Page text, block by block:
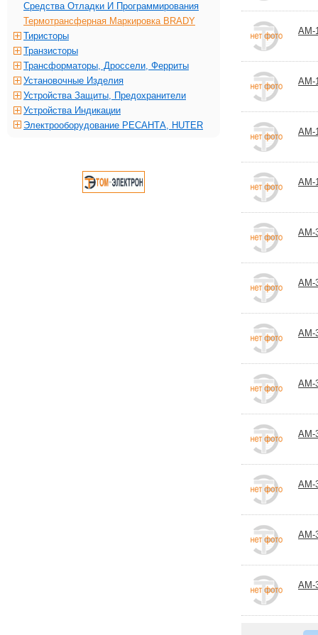
АМ-
АМ-
АМ-
АМ-
АМ-
АМ-
АМ-
АМ-
АМ-
АМ-
АМ-
АМ-
Средства Отладки И Программирования
Термотрансферная Маркировка BRADY
Тиристоры
Транзисторы
Трансформаторы, Дроссели, Ферриты
Установочные Изделия
Устройства Защиты, Предохранители
Устройства Индикации
Электрооборудование РЕСАНТА, HUTER